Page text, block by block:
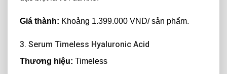
Giá thành: Khoảng 1.399.000 VND/ sản phẩm.
3. Serum Timeless Hyaluronic Acid
Thương hiệu: Timeless